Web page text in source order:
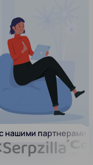
нашими партнерами: